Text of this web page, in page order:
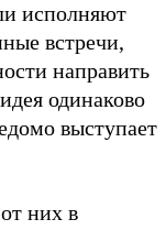
исполняют
встречи,
направить
одинаково
выступает
них в